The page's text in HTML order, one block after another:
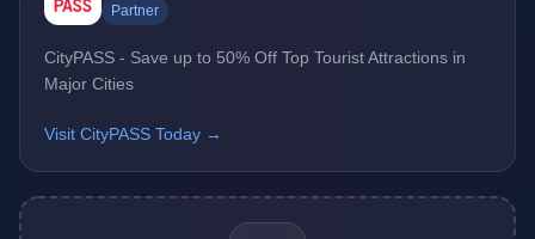
Partner
CityPASS - Save up to 50% Off Top Tourist Attractions in
Major Cities
Visit CityPASS Today →